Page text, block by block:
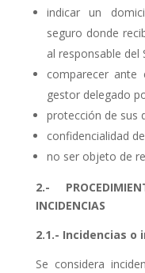
indicar un
seguro donde
al responsable del
comparecer ante
gestor delegado
protección de sus
confidencialidad
no ser objeto de
2.-
INCIDENCIAS
2.1.- Incidencias
Se considera